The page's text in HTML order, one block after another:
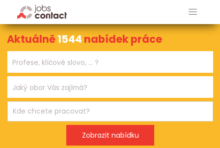
Aktuálně1544 nabídek práce